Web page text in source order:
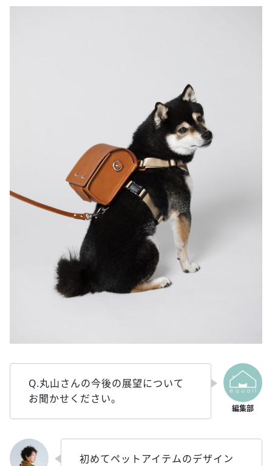
Q.丸山さんの今後の展望について
お聞かせください。
初めてペットアイテムのデザイン